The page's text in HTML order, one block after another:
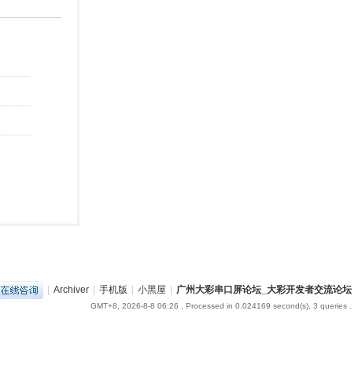
| Archiver | 手机版 | 小黑屋 | 广州大彩串口屏论坛_大彩开发者交流论坛
GMT+8, 2026-8-8 06:26 , Processed in 0.024169 second(s), 3 queries .